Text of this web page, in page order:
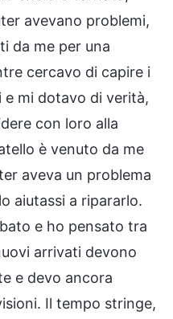
avevano problemi,
da me per una
cercavo di capire i
mi dotavo di verità,
con loro alla
è venuto da me
aveva un problema
aiutassi a ripararlo.
e ho pensato tra
arrivati devono
e devo ancora
Il tempo stringe,